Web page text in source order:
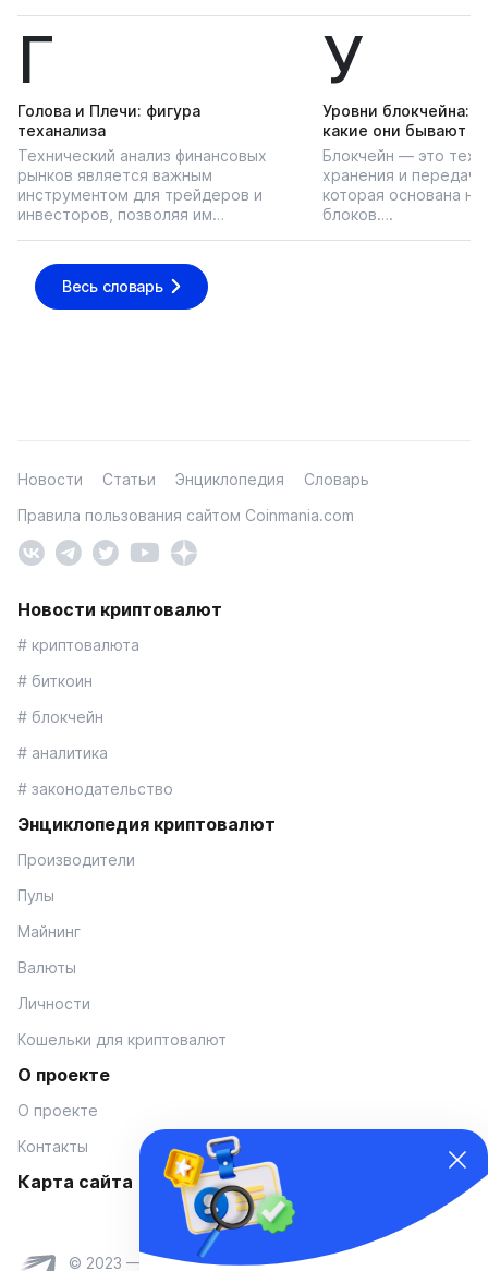
Г
Голова и Плечи: фигура
теханализа
Технический анализ финансовых
рынков является важным
инструментом для трейдеров и
инвесторов, позволяя им…
У
Уровни блокчейна:
какие они бывают
Блокчейн — это
хранения и
которая основана
блоков….
Весь словарь
Новости Статьи Энциклопедия
Словарь
Правила пользования сайтом Coinmania.com
Новости криптовалют
# криптовалюта
# биткоин
# блокчейн
# аналитика
# законодательство
Энциклопедия криптовалют
Производители
Пулы
Майнинг
Валюты
Личности
Кошельки для криптовалют
О проекте
О проекте
Контакты
Карта сайта
© 2023 — Coinmania